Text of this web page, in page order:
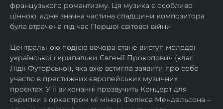
французького романтизму. Ця музика є особливо
цінною, адже значна частина спадщини композитора
була втрачена під час Першої світової війни.
Центральною подією вечора стане виступ молодої
української скрипальки Євгенії Прокопович (клас
Лідії Футорської), яка вже встигла заявити про себе
участю в престижних європейських музичних
проєктах. У її виконанні прозвучить Концерт для
скрипки з оркестром мі мінор Фелікса Мендельсона –